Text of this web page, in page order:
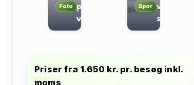
Foto på en
væggelus
Spor ved
soveplads
Priser fra 1.650 kr. pr. besøg inkl.
moms